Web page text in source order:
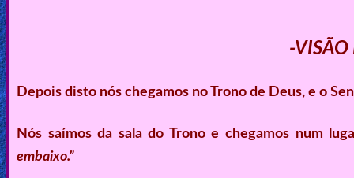
-VISÃO
Depois disto nós chegamos no Trono de Deus, e o
Nós saímos da sala do Trono e chegamos num
embaixo.”